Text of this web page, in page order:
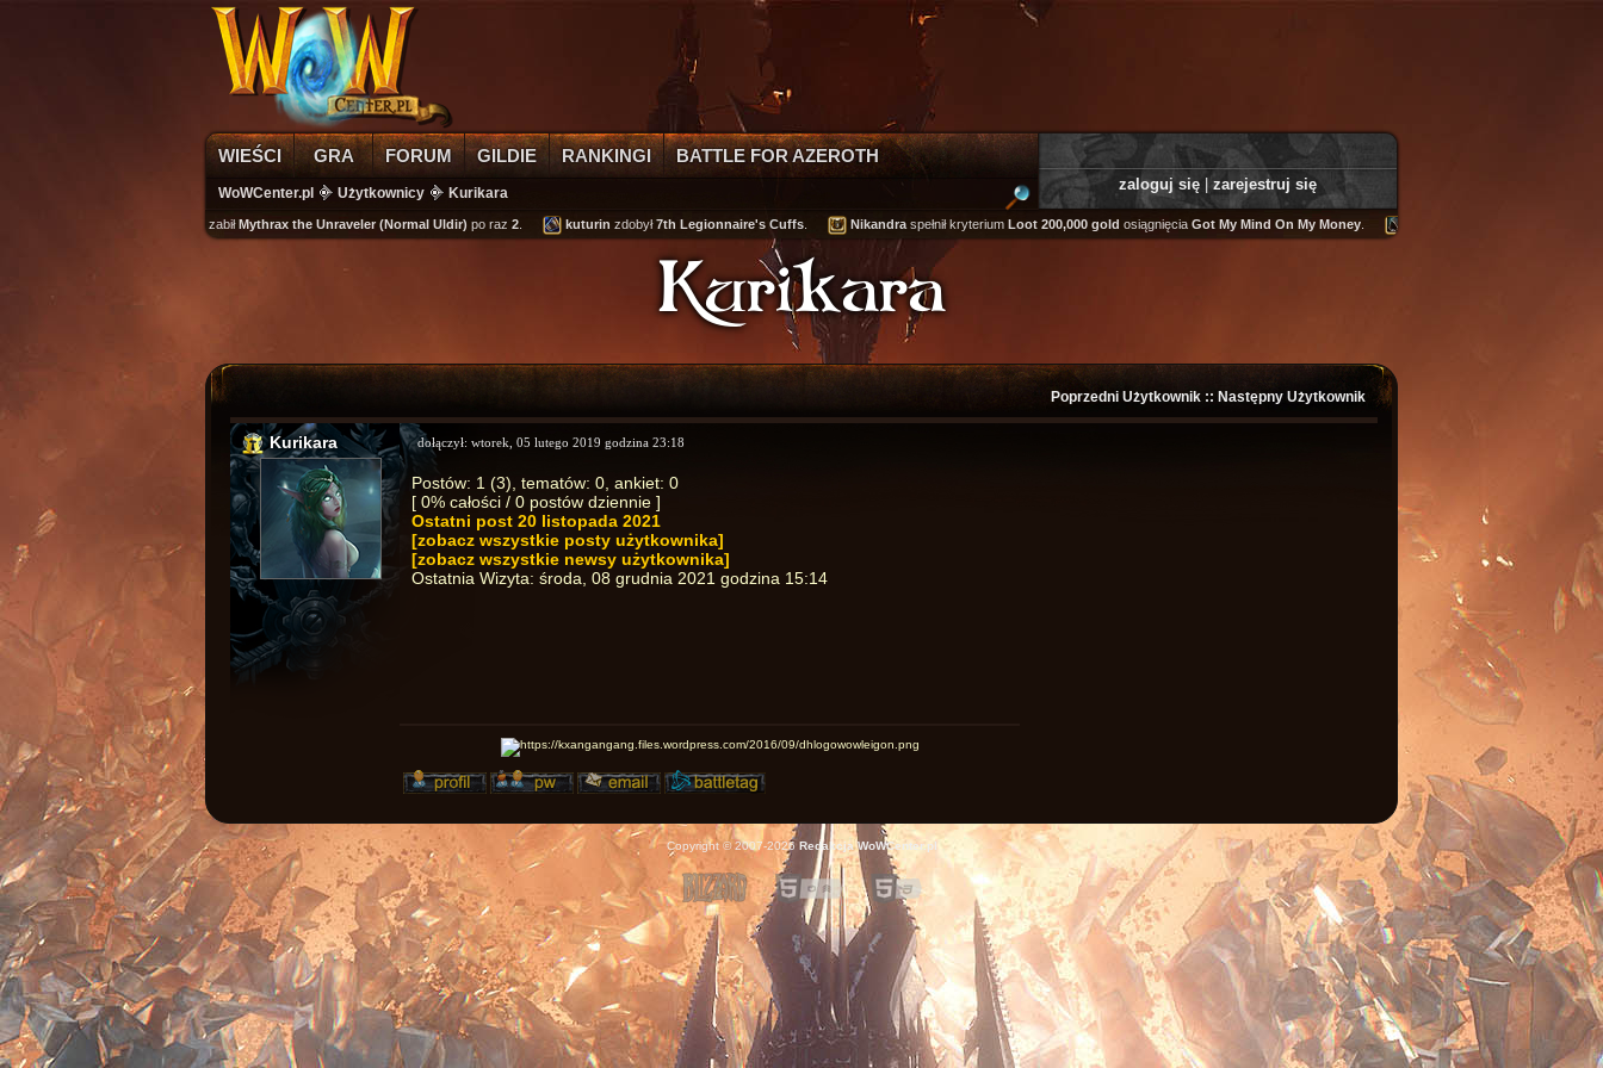
zaloguj się zarejestruj się
WIEŚCI GRA FORUM GILDIE RANKINGI BATTLE FOR AZEROTH
WoWCenter.pl Użytkownicy Kurikara
zabiłMythrax the Unraveler (Normal Uldir)po raz2. kuturinzdobył7th Legionnaire's Cuffs. Nikandraspełnił kryteriumLoot 200,000 goldosiągnięciaGot My Mind On My Money. Tooly
Kurikara
Poprzedni Użytkownik :: Następny Użytkownik
Kurikara dołączył: wtorek, 05 lutego 2019 godzina 23:18
Postów: 1 (3), tematów: 0, ankiet: 0
[ 0% całości / 0 postów dziennie ]
Ostatni post 20 listopada 2021
[zobacz wszystkie posty użytkownika]
[zobacz wszystkie newsy użytkownika]
Ostatnia Wizyta: środa, 08 grudnia 2021 godzina 15:14
Copyright © 2007-2026 Redakcja WoWCenter.pl